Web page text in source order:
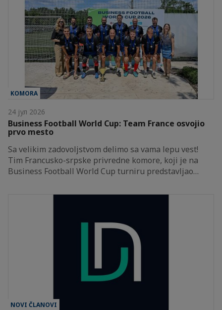
KOMORA
24 јул 2026
Business Football World Cup: Team France osvojio
prvo mesto
Sa velikim zadovoljstvom delimo sa vama lepu vest!
Tim Francusko-srpske privredne komore, koji je na
Business Football World Cup turniru predstavljao…
NOVI ČLANOVI